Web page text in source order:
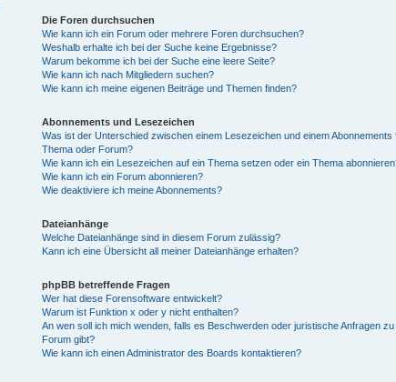
Die Foren durchsuchen
Wie kann ich ein Forum oder mehrere Foren durchsuchen?
Weshalb erhalte ich bei der Suche keine Ergebnisse?
Warum bekomme ich bei der Suche eine leere Seite?
Wie kann ich nach Mitgliedern suchen?
Wie kann ich meine eigenen Beiträge und Themen finden?
Abonnements und Lesezeichen
Was ist der Unterschied zwischen einem Lesezeichen und einem Abonnements
Thema oder Forum?
Wie kann ich ein Lesezeichen auf ein Thema setzen oder ein Thema
Wie kann ich ein Forum abonnieren?
Wie deaktiviere ich meine Abonnements?
Dateianhänge
Welche Dateianhänge sind in diesem Forum zulässig?
Kann ich eine Übersicht all meiner Dateianhänge erhalten?
phpBB betreffende Fragen
Wer hat diese Forensoftware entwickelt?
Warum ist Funktion x oder y nicht enthalten?
An wen soll ich mich wenden, falls es Beschwerden oder juristische Anfragen
Forum gibt?
Wie kann ich einen Administrator des Boards kontaktieren?